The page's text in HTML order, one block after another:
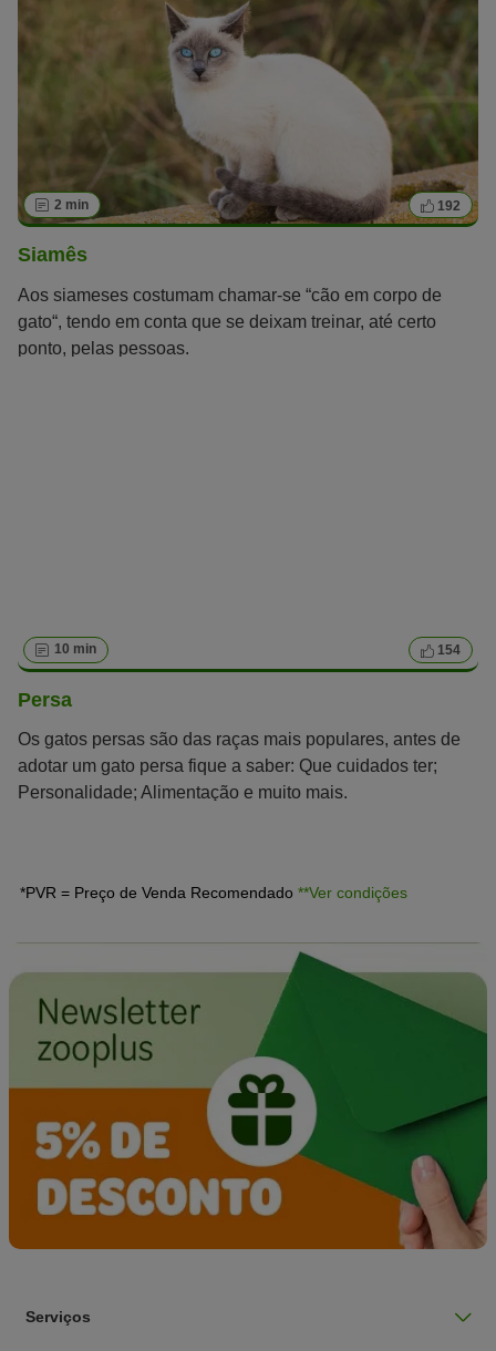
2 min 192
Siamês
Aos siameses costumam chamar-se “cão em corpo de
gato“, tendo em conta que se deixam treinar, até certo
ponto, pelas pessoas.
10 min 154
Persa
Os gatos persas são das raças mais populares, antes de
adotar um gato persa fique a saber: Que cuidados ter;
Personalidade; Alimentação e muito mais.
*PVR = Preço de Venda Recomendado **Ver condições
Serviços